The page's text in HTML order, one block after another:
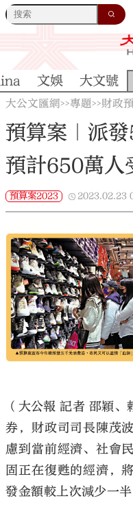
文娛 大文號
大公文匯網>>專題>>財政
預算案｜派
預計650萬人
預算案2023 2023.02.23
（大公報 記者 邵穎
券，財政司司長陳茂
慮到當前經濟、社會
固正在復甦的經濟，
發金額較上次減少一